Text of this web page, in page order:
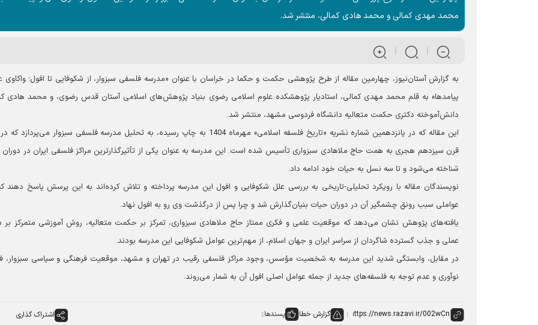
محمد مهدی کمالی و محمد هادی کمالی، منتشر شد.
به گزارش آستان‌نیوز، چهارمین مقاله از طرح پژوهشی حکمت و حکما در خراسان با عنوان «مدرسه فلسفی سبزوار، از شکوفایی تا افول؛ واکاوی
پیامدها» به قلم محمد مهدی کمالی، استادیار پژوهشکده علوم اسلامی رضوی بنیاد پژوهش‌های اسلامی آستان قدس رضوی، و محمد هادی
دانش‌آموخته دکتری حکمت متعالیه دانشگاه فردوسی مشهد، منتشر شد.
این مقاله که در پانزدهمین شماره نشریه «تاریخ فلسفه اسلامی» مهرماه 1404 به چاپ رسیده، به تحلیل مدرسه فلسفی سبزوار
قرن سیزدهم هجری به همت حاج ملاهادی سبزواری تأسیس شده است. این مدرسه به عنوان یکی از تأثیرگذارترین مراکز فلسفی ایران در دوران
شناخته می‌شود و تا سه نسل به حیات خود ادامه داد.
نویسندگان مقاله با رویکرد تحلیلی-تاریخی به بررسی علل شکوفایی و افول این مدرسه پرداخته و تلاش کرده‌اند به این پرسش پاسخ دهند
عواملی سبب رونق چشمگیر آن در دوران حیات بنیان‌گذارش شد و چرا پس از درگذشت وی رو به افول نهاد.
یافته‌های پژوهش نشان می‌دهد که موقعیت علمی و فکری ممتاز حاج ملاهادی سبزواری، تمرکز بر حکمت متعالیه، روش آموزشی متمرکز بر
عملی و جذب گسترده شاگردان از سراسر ایران و جهان اسلام، از مهم‌ترین عوامل شکوفایی این مدرسه بودند.
در مقابل، وابستگی شدید این مدرسه به شخصیت مؤسس، وجود مراکز فلسفی رقیب در تهران و مشهد، موقعیت فرهنگی و سیاسی سبزوار،
نوآوری و عدم توجه به فلسفه‌های جدید از جمله عوامل اصلی افول آن به شمار می‌روند.
گزارش خطا پسندها: اشتراک گذاری